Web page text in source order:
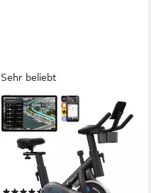
Sehr beliebt
MERACH
Heimtrainer Fahhrad für
Zuhause, Leise Hometrainer
Fahrrad mit APP
max. Benutzergewicht